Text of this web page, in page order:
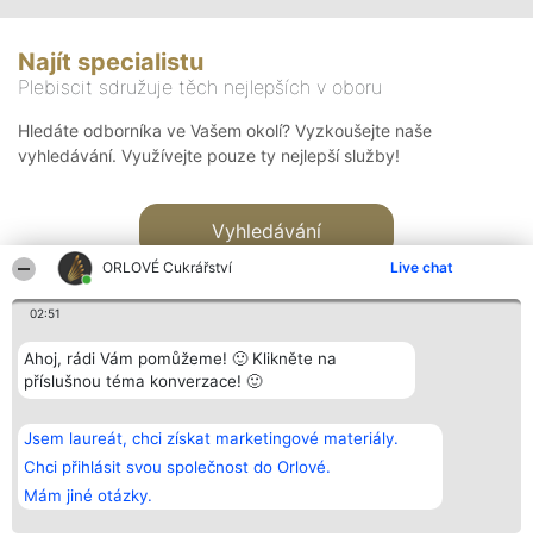
ORLOVÉ Cukrářství Live chat
02:51
Ahoj, rádi Vám pomůžeme! 🙂 Klikněte na
příslušnou téma konverzace! 🙂
Jsem laureát, chci získat marketingové materiály.
Chci přihlásit svou společnost do Orlové.
Mám jiné otázky.
Najít specialistu
Plebiscit sdružuje těch nejlepších v oboru
Hledáte odborníka ve Vašem okolí? Vyzkoušejte naše
vyhledávání. Využívejte pouze ty nejlepší služby!
Vyhledávání
Bright Side Solutions sp. z o.
o. sp. k.
ul. Ruska 22
Wrocław 50-079
KRS 0000749100 | Regon
381313360 | NIP 8943132676
Vítězové
Seznam všech
laureátů
Zásady
Zásady
Kontakt